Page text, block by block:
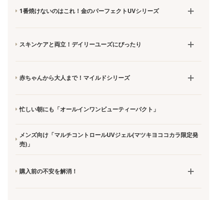
1番焼けないのはこれ！金のパーフェクトUVシリーズ
スキンケアと両立！デイリーユーズにぴったり
赤ちゃんから大人まで！マイルドシリーズ
忙しい朝にも「オールインワンビューティーパクト」
メンズ向け「マルチコントロールUVジェル(マツキヨココカラ限定発
売)」
購入前の不安を解消！